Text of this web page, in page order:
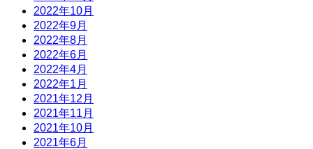
2022年10月
2022年9月
2022年8月
2022年6月
2022年4月
2022年1月
2021年12月
2021年11月
2021年10月
2021年6月